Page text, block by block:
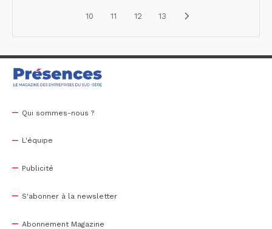
10 11 12 13
Qui sommes-nous ?
L'équipe
Publicité
S'abonner à la newsletter
Abonnement Magazine